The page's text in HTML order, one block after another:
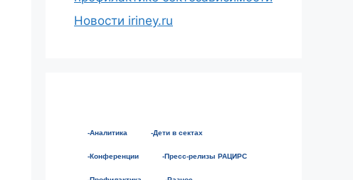
Новости iriney.ru
-Аналитика -Дети в сектах
-Конференции -Пресс-релизы РАЦИРС